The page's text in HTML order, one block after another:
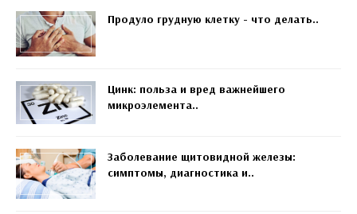
Продуло грудную клетку - что делать..
Цинк: польза и вред важнейшего
микроэлемента..
Заболевание щитовидной железы:
симптомы, диагностика и..